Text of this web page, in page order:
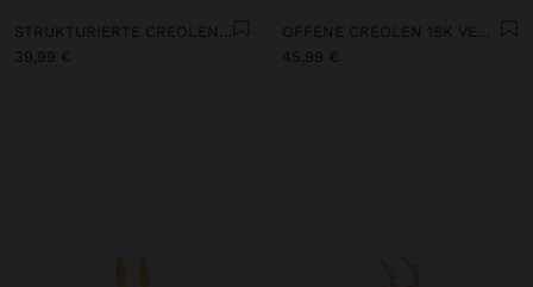
39,99 €
45,99 €